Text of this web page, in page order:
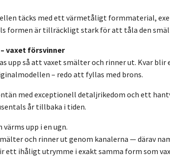
täcks med ett värmetåligt formmaterial,
formen är tillräckligt stark för att tåla den
vaxet försvinner
upp så att vaxet smälter och rinner ut. Kvar
– redo att fyllas med brons.
med exceptionell detaljrikedom och ett
år tillbaka i tiden.
värms upp i en ugn.
och rinner ut genom kanalerna — därav
ett ihåligt utrymme i exakt samma form som